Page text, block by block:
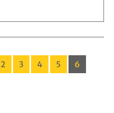
2 3 4 5 6